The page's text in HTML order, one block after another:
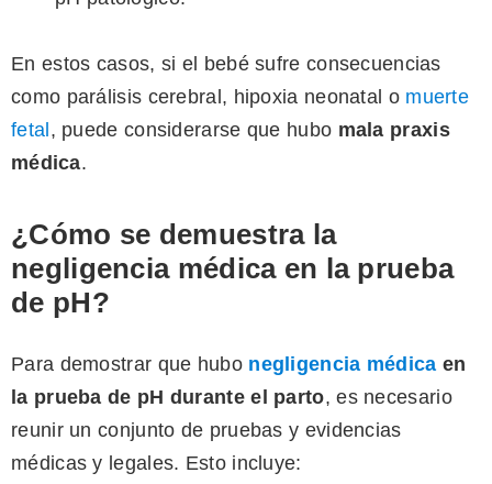
En estos casos, si el bebé sufre consecuencias
como parálisis cerebral, hipoxia neonatal o muerte
fetal , puede considerarse que hubo mala praxis
médica.
¿Cómo se demuestra la
negligencia médica en la prueba
de pH?
Para demostrar que hubo negligencia médica en
la prueba de pH durante el parto, es necesario
reunir un conjunto de pruebas y evidencias
médicas y legales. Esto incluye: